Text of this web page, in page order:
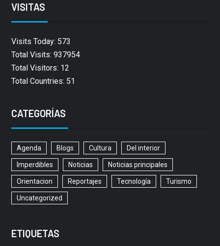
VISITAS
Visits Today: 573
Total Visits: 937954
Total Visitors: 12
Total Countries: 51
CATEGORÍAS
Agenda Blogs Cultura Del interior
Imperdibles Noticias Noticias principales
Orientacion Reportajes Tecnología Turismo
Uncategorized
ETIQUETAS